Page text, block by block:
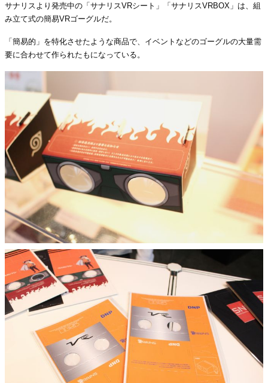
サナリスより発売中の「サナリスVRシート」「サナリスVRBOX」は、組
み立て式の簡易VRゴーグルだ。
「簡易的」を特化させたような商品で、イベントなどのゴーグルの大量需
要に合わせて作られたもになっている。